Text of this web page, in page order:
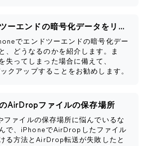
iPhoneでエンドツーエンドの暗号化データをリセットするとどうなるか
でエンドツーエンドの暗号化デー
、どうなるのかを紹介します。ま
失ってしまった場合に備えて、
クアップすることをお勧めします。
AirDropファイルの保存場所
ァイルの保存場所に悩んでいるな
で、iPhoneでAirDropしたファイル
る方法とAirDrop転送が失敗したと